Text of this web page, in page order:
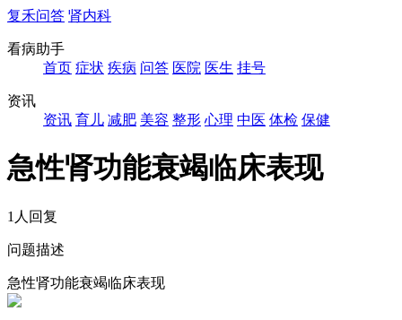
复禾问答 肾内科
看病助手
首页 症状 疾病 问答 医院 医生 挂号
资讯
资讯 育儿 减肥 美容 整形 心理 中医 体检 保健
急性肾功能衰竭临床表现
1人回复
问题描述
急性肾功能衰竭临床表现